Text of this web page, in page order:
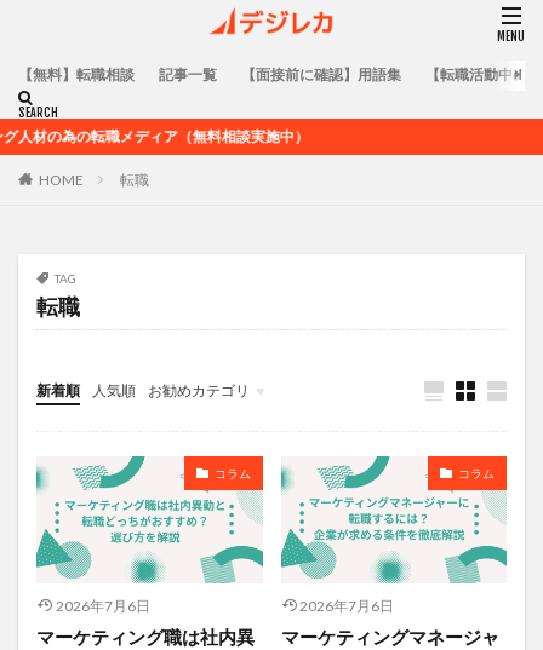
【無料】転職相談 記事一覧 【面接前に確認】用語集 【転職活動中の
為の転職メディア（無料相談実施中）
HOME 転職
TAG
転職
新着順 人気順 お勧めカテゴリ
コラム
用語集
転職活動全般に関するノウハウ
業界未経験者向けのキャリア記事
業界在籍者向けのキャリア記事
求人企業情報
コラム
2026年7月6日
マーケティング職は社内異
コラム
2026年7月6日
マーケティングマネージャ